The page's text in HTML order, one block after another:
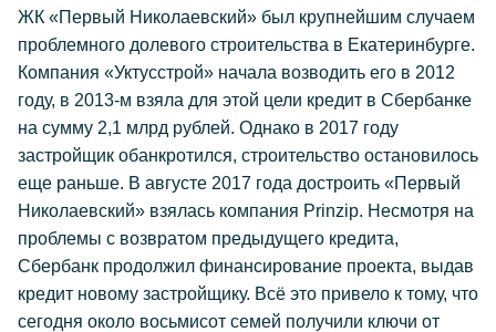
ЖК «Первый Николаевский» был крупнейшим случаем
проблемного долевого строительства в Екатеринбурге.
Компания «Уктусстрой» начала возводить его в 2012
году, в 2013-м взяла для этой цели кредит в Сбербанке
на сумму 2,1 млрд рублей. Однако в 2017 году
застройщик обанкротился, строительство остановилось
еще раньше. В августе 2017 года достроить «Первый
Николаевский» взялась компания Prinzip. Несмотря на
проблемы с возвратом предыдущего кредита,
Сбербанк продолжил финансирование проекта, выдав
кредит новому застройщику. Всё это привело к тому, что
сегодня около восьмисот семей получили ключи от